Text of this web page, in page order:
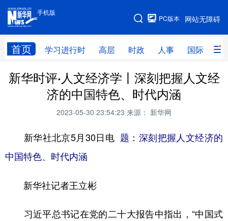
手机版
网站无障碍
PC版本
首页 学习进行时 高层 时政 人事 国际 财
手机版
网站地图
学习进行时 高层 时政 人事
财经 网评
全球连线
科技 科创 量子 体育
文化 书画
访谈 视频
新华时评·人文经济学丨深刻把握人文经
济的中国特色、时代内涵
2023-05-30 23:54:23 来源： 新华网
新华社北京5月30日电 题：深刻把握人文经济的
中国特色、时代内涵
新华社记者王立彬
习近平总书记在党的二十大报告中指出，“中国式